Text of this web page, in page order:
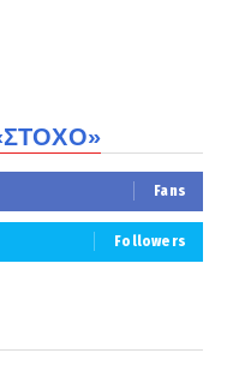
Fans
Followers